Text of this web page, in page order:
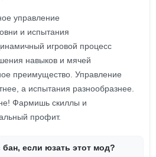
управление
и испытания
игровой процесс
навыков и мячей
преимущество. Управление
а испытания разнообразнее.
Фармишь скиллы и
профит.
если юзать этот мод?